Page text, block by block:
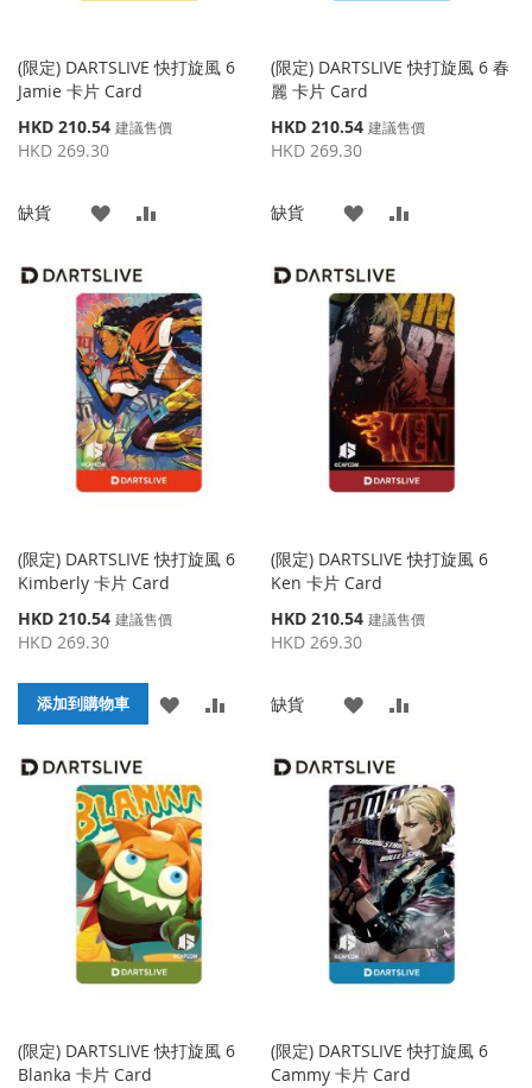
(限定) DARTSLIVE 快打旋風 6
Jamie 卡片 Card
特
殊
HKD 210.54 建議售價
HKD 269.30
缺貨
添
到
收
藏
夾
並
比
較
(限定) DARTSLIVE 快打旋風 6 春
麗 卡片 Card
特
殊
HKD 210.54 建議售價
HKD 269.30
缺貨
添
到
收
藏
夾
並
比
較
(限定) DARTSLIVE 快打旋風 6
Kimberly 卡片 Card
特
殊
格
HKD 210.54 建議售價
HKD 269.30
添加到購物車
添
到
收
藏
夾
(限定) DARTSLIVE 快打旋風 6
Ken 卡片 Card
特
殊
HKD 210.54 建議售價
HKD 269.30
缺貨
添
到
收
藏
夾
並
比
較
(限定) DARTSLIVE 快打旋風 6
Blanka 卡片 Card
(限定) DARTSLIVE 快打旋風 6
Cammy 卡片 Card